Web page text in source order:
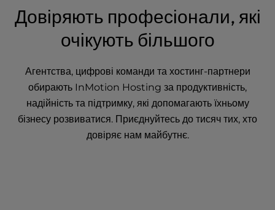
Довіряють професіонали, які
очікують більшого
Агентства, цифрові команди та хостинг-партнери
обирають InMotion Hosting за продуктивність,
надійність та підтримку, які допомагають їхньому
бізнесу розвиватися. Приєднуйтесь до тисяч тих, хто
довіряє нам майбутнє.